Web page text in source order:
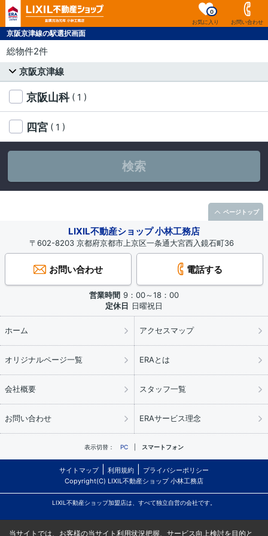
お気に入り
0
お問い合わせ
京阪京津線の駅選択画面
総物件2件
京阪京津線
京阪山科 ( 1 )
四宮 ( 1 )
検索
LIXIL不動産ショップ 小林工務店
〒602-8203 京都府京都市上京区一条通大宮西入鏡石町36
お問い合わせ 電話する
営業時間 9：00～18：00
定休日 日曜祝日
ホーム アクセスマップ
オリジナルページ一覧 ERAとは
会社概要 スタッフ一覧
お問い合わせ ERAサービス理念
表示切替： PC スマートフォン
サイトマップ 利用規約
プライバシーポリシー
Copyright(C) LIXIL不動産ショップ 小林工務店
LIXIL不動産ショップ加盟店は、すべて独立自営の会社です。
ページトップ
当サイトでは、お客様の当サイト利用状況把握、サービス向上検討を目的と